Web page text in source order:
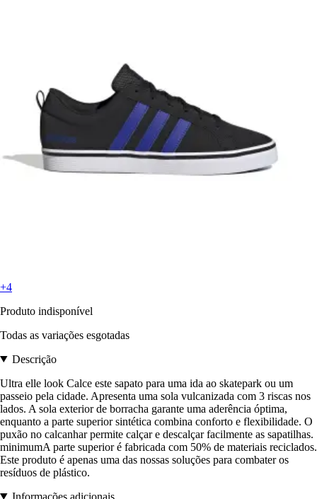
+4
Produto indisponível
Todas as variações esgotadas
Descrição
Ultra elle look Calce este sapato para uma ida ao skatepark ou um
passeio pela cidade. Apresenta uma sola vulcanizada com 3 riscas nos
lados. A sola exterior de borracha garante uma aderência óptima,
enquanto a parte superior sintética combina conforto e flexibilidade. O
puxão no calcanhar permite calçar e descalçar facilmente as sapatilhas.
minimumA parte superior é fabricada com 50% de materiais reciclados.
Este produto é apenas uma das nossas soluções para combater os
resíduos de plástico.
Informações adicionais